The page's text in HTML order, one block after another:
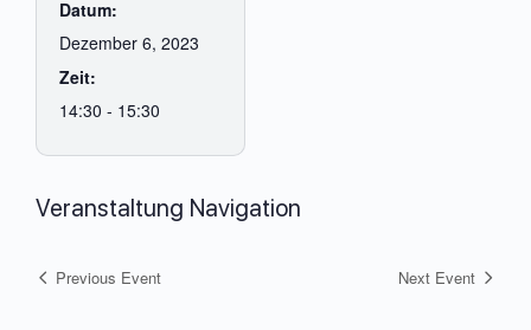
Datum:
Dezember 6, 2023
Zeit:
14:30 - 15:30
Veranstaltung Navigation
Previous Event Next Event